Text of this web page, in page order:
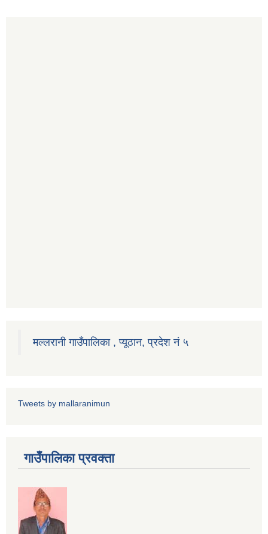
मल्लरानी गाउँपालिका , प्यूठान, प्रदेश नं ५
Tweets by mallaranimun
गाउँपालिका प्रवक्ता